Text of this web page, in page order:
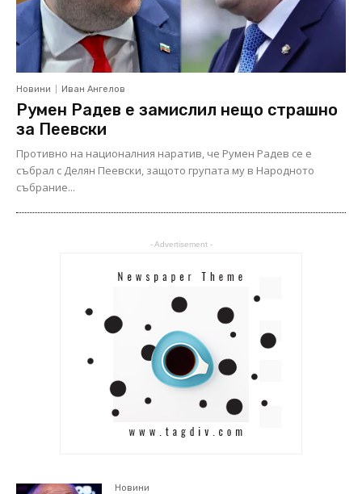
Новини Иван Ангелов
Румен Радев е замислил нещо страшно
за Пеевски
Противно на националния наратив, че Румен Радев се е
събрал с Делян Пеевски, защото групата му в Народното
събрание...
- Advertisement -
Новини